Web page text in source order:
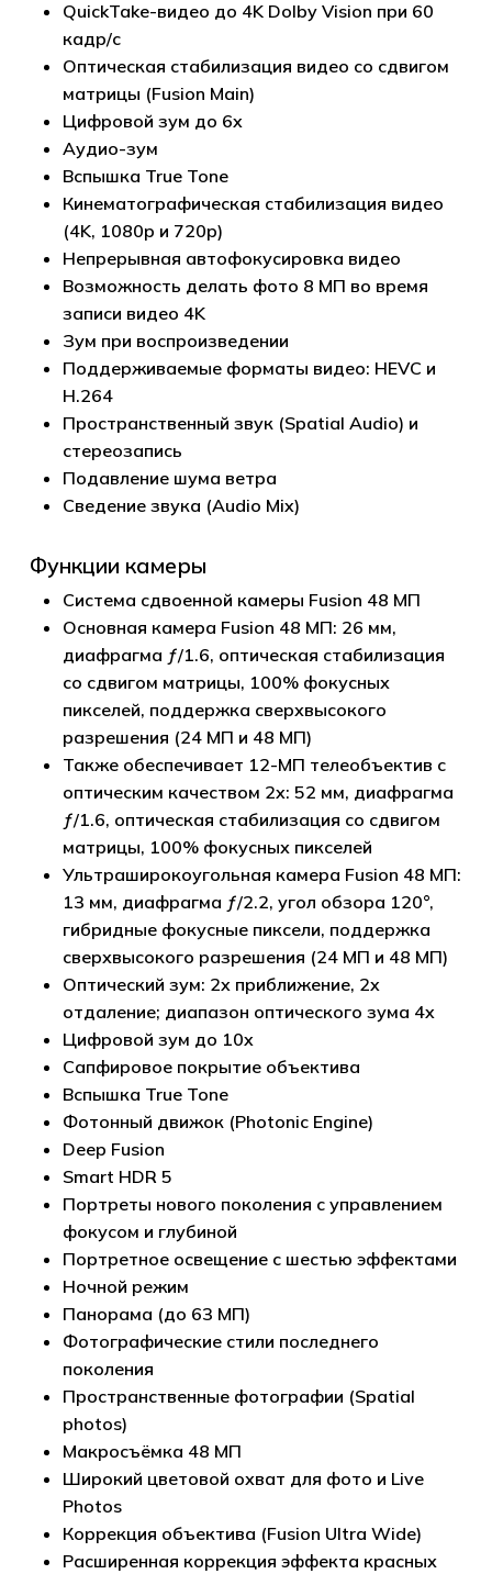
Корзина пуста.
QuickTake-видео до 4K Dolby Vision при 60
кадр/с
Оптическая стабилизация видео со сдвигом
матрицы (Fusion Main)
Цифровой зум до 6x
Аудио-зум
Вспышка True Tone
Кинематографическая стабилизация видео
(4K, 1080p и 720p)
Непрерывная автофокусировка видео
Возможность делать фото 8 МП во время
записи видео 4K
Зум при воспроизведении
Поддерживаемые форматы видео: HEVC и
H.264
Пространственный звук (Spatial Audio) и
стереозапись
Подавление шума ветра
Сведение звука (Audio Mix)
Функции камеры
Система сдвоенной камеры Fusion 48 МП
Основная камера Fusion 48 МП: 26 мм,
диафрагма ƒ/1.6, оптическая стабилизация
со сдвигом матрицы, 100% фокусных
пикселей, поддержка сверхвысокого
разрешения (24 МП и 48 МП)
Также обеспечивает 12-МП телеобъектив с
оптическим качеством 2x: 52 мм, диафрагма
ƒ/1.6, оптическая стабилизация со сдвигом
матрицы, 100% фокусных пикселей
Ультраширокоугольная камера Fusion 48 МП:
13 мм, диафрагма ƒ/2.2, угол обзора 120°,
гибридные фокусные пиксели, поддержка
сверхвысокого разрешения (24 МП и 48 МП)
Оптический зум: 2x приближение, 2x
отдаление; диапазон оптического зума 4x
Цифровой зум до 10x
Сапфировое покрытие объектива
Вспышка True Tone
Фотонный движок (Photonic Engine)
Deep Fusion
Smart HDR 5
Портреты нового поколения с управлением
фокусом и глубиной
Портретное освещение с шестью эффектами
Ночной режим
Панорама (до 63 МП)
Фотографические стили последнего
поколения
Пространственные фотографии (Spatial
photos)
Макросъёмка 48 МП
Широкий цветовой охват для фото и Live
Photos
Коррекция объектива (Fusion Ultra Wide)
Расширенная коррекция эффекта красных